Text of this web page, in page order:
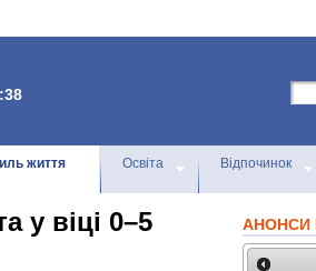
життя Освіта Відпочинок
у віці 0–5
АНОНСИ